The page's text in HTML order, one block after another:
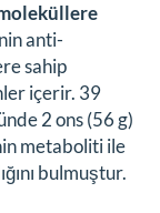
anti-
sahip
içerir. 39
2 ons (56 g)
metaboliti ile
bulmuştur.